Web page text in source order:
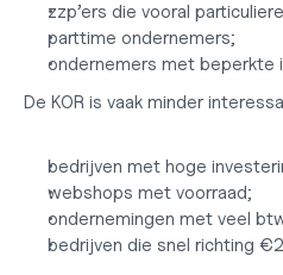
zzp’ers die vooral
parttime ondernemers;
ondernemers met beperkte
De KOR is vaak minder
bedrijven met hoge
webshops met voorraad;
ondernemingen met veel
bedrijven die snel richting